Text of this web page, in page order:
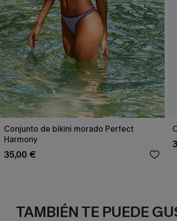
Conjunto de bikini morado Perfect
Harmony
35,00 €
TAMBIÉN TE PUEDE